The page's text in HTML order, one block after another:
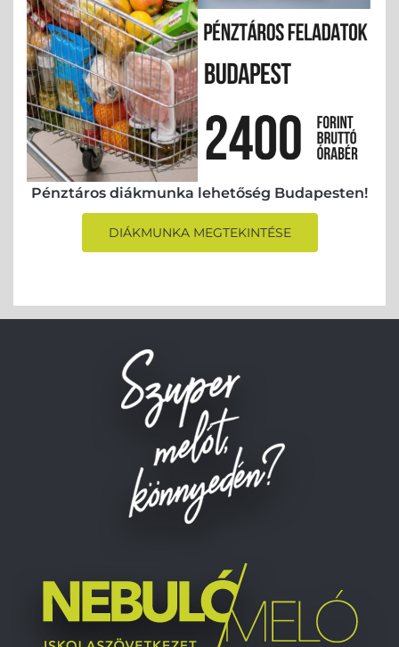
Pénztáros diákmunka lehetőség Budapesten!
DIÁKMUNKA MEGTEKINTÉSE